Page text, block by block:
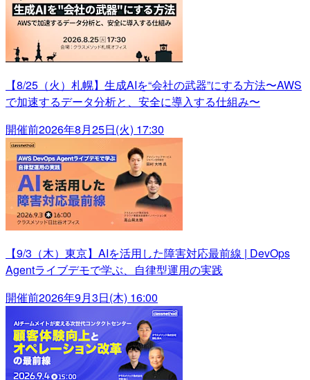
【8/25（火）札幌】生成AIを“会社の武器”にする方法〜AWS
で加速するデータ分析と、安全に導入する仕組み〜
開催前2026年8月25日(火) 17:30
【9/3（木）東京】AIを活用した障害対応最前線 | DevOps
Agentライブデモで学ぶ、自律型運用の実践
開催前2026年9月3日(木) 16:00